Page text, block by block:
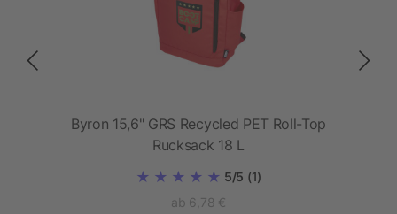
Byron 15,6" GRS Recycled PET Roll-Top
Rucksack 18 L
5/5 (1)
ab 6,78 €